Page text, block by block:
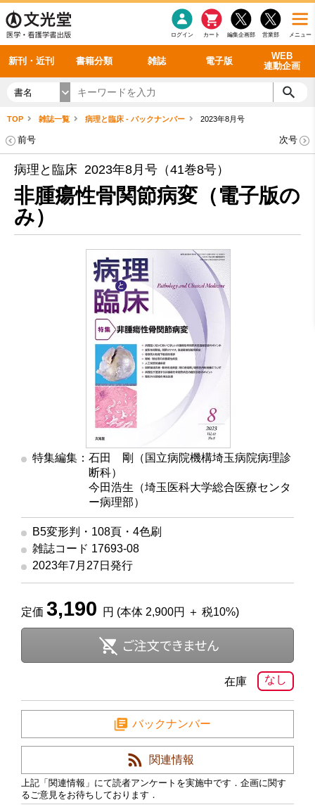
メニュー
営業部
編集企画部
カート
ログイン
新刊・近刊 書籍分類 雑誌 電子版
WEB
連動企画
感染症 老年医学
看護・介護
呼吸器
循環器
シリーズ一覧
雑誌投稿規定
理学療法
雑誌案内・年間購読 最新号 バックナンバー
電子書籍
電子雑誌
書籍「データに基づく臨床動作分析」WEB動画
書籍「眼手術学」WEB動画
書籍「神経症候学 II 改訂第二版」 WEB動画
新刊一覧
今後の発行予定
書名
TOP 雑誌一覧 病理と臨床 - バックナンバー 2023年8月号
前号 次号
病理と臨床 2023年8月号（41巻8号）
非腫瘍性骨関節病変（電子版の
み）
特集編集：石田 剛（国立病院機構埼玉病院病理診
断科）
今田浩生（埼玉医科大学総合医療センタ
ー病理部）
B5変形判・108頁・4色刷
雑誌コード 17693-08
2023年7月27日発行
定価 3,190 円 (本体 2,900円 ＋ 税10%)
なし
在庫
バックナンバー
関連情報
上記「関連情報」にて読者アンケートを実施中です．企画に関す
るご意見をお待ちしております．